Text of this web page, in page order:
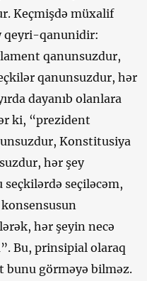
Keçmişdə müxalif
qeyri-qanunidir:
qanunsuzdur,
qanunsuzdur, hər
dayanıb olanlara
ki, “prezident
Konstitusiya
hər şey
seçkilərdə seçiləcəm,
hər şeyin necə
Bu, prinsipial olaraq
bunu görməyə bilməz.